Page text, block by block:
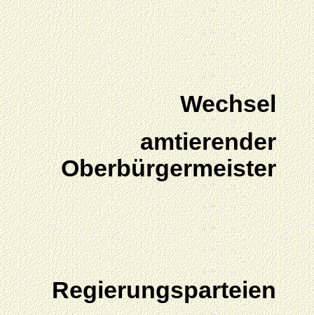
Wechsel
amtierender
Oberbürgermeister
Regierungsparteien